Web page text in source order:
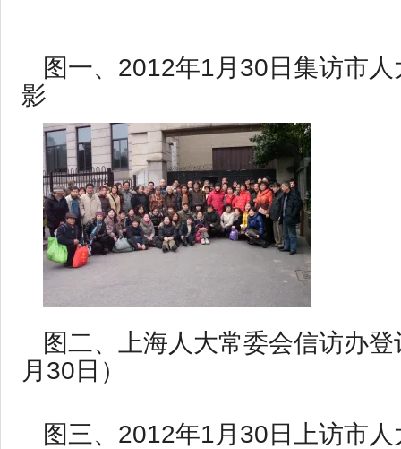
图一、2012年1月30日集访市
影
图二、上海人大常委会信访办
月30日）
图三、2012年1月30日上访市